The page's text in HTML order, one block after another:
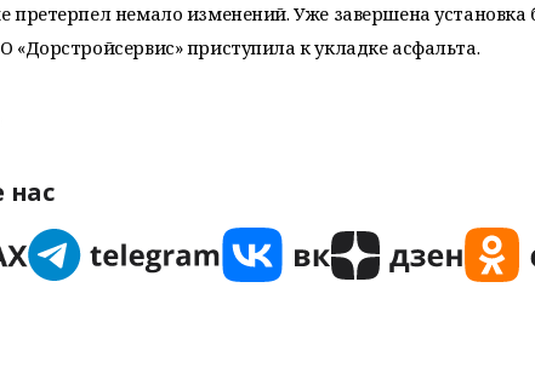
претерпел немало изменений. Уже завершена
«Дорстройсервис» приступила к укладке асфальта.
нас